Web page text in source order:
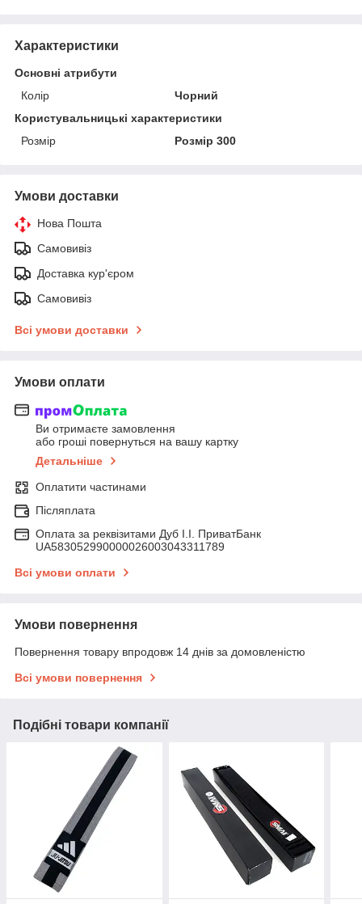
Характеристики
Основні атрибути
Колір
Чорний
Користувальницькі характеристики
Розмір
Розмір 300
Умови доставки
Нова Пошта
Самовивіз
Доставка кур'єром
Самовивіз
Всі умови доставки
Умови оплати
Ви отримаєте замовлення
або гроші повернуться на вашу картку
Детальніше
Оплатити частинами
Післяплата
Оплата за реквізитами Дуб І.І. ПриватБанк
UA583052990000026003043311789
Всі умови оплати
Умови повернення
Повернення товару впродовж 14 днів за домовленістю
Всі умови повернення
Подібні товари компанії